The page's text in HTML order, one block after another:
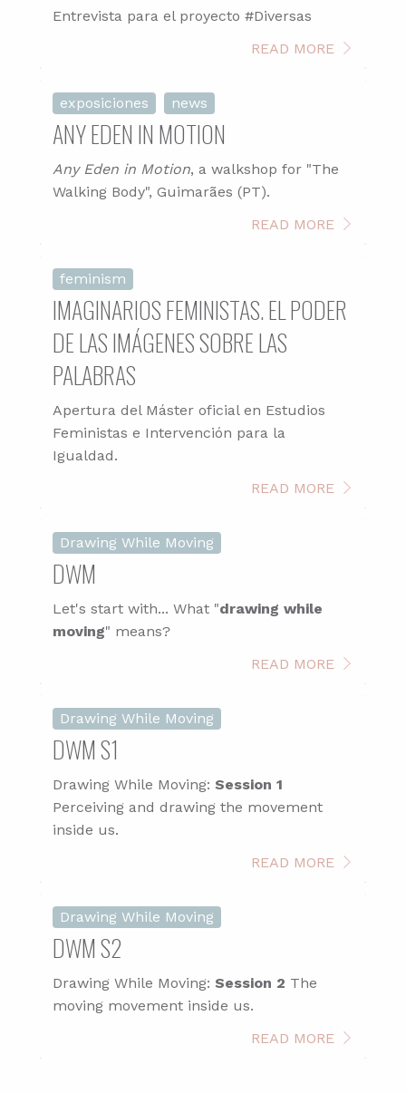
Entrevista para el proyecto #Diversas
READ MORE
exposiciones news
ANY EDEN IN MOTION
Any Eden in Motion, a walkshop for "The
Walking Body", Guimarães (PT).
READ MORE
feminism
IMAGINARIOS FEMINISTAS. EL PODER
DE LAS IMÁGENES SOBRE LAS
PALABRAS
Apertura del Máster oficial en Estudios
Feministas e Intervención para la
Igualdad.
READ MORE
Drawing While Moving
DWM
Let's start with... What "drawing while
moving" means?
READ MORE
Drawing While Moving
DWM S1
Drawing While Moving: Session 1
Perceiving and drawing the movement
inside us.
READ MORE
Drawing While Moving
DWM S2
Drawing While Moving: Session 2 The
moving movement inside us.
READ MORE